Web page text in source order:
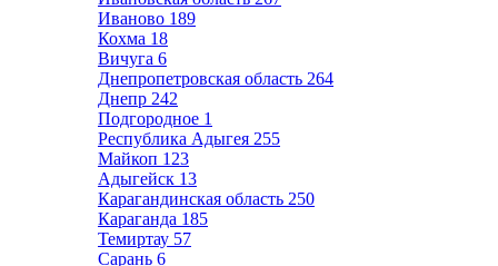
Иваново 189
Кохма 18
Вичуга 6
Днепропетровская область 264
Днепр 242
Подгородное 1
Республика Адыгея 255
Майкоп 123
Адыгейск 13
Карагандинская область 250
Караганда 185
Темиртау 57
Сарань 6